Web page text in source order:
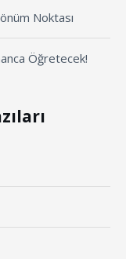
Noktası
Öğretecek!